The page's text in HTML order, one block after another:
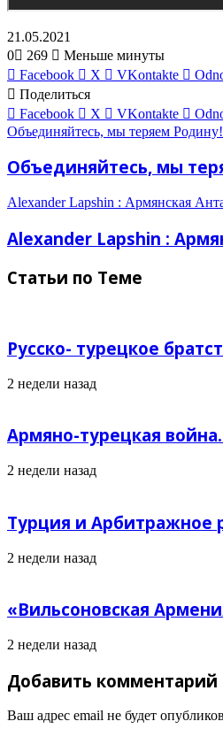
21.05.2021
0
269
Меньше минуты
Facebook
X VKontakte
Поделиться
Facebook
X VKontakte
Объединяйтесь, мы теряем
Объединяйтесь, мы
Alexander Lapshin : Армянская
Alexander Lapshin :
Статьи по Теме
Русско- турецкое
2 недели назад
Армяно-турецкая
2 недели назад
Турция и Арбитражное
2 недели назад
«Вильсоновская
2 недели назад
Добавить комментарий
Ваш адрес email не будет